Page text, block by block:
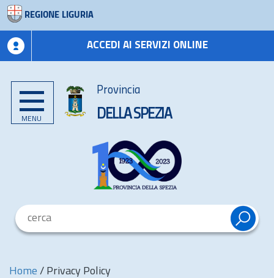
REGIONE LIGURIA
ACCEDI AI SERVIZI ONLINE
MENU
Provincia
DELLA SPEZIA
Home / Privacy Policy